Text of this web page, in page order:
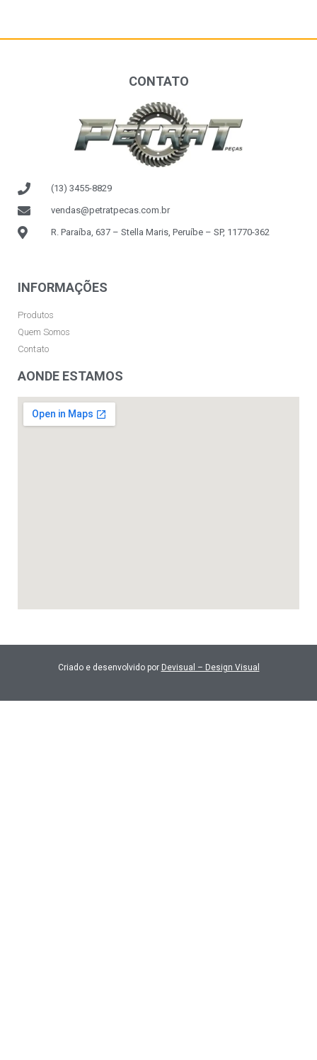
CONTATO
(13) 3455-8829
vendas@petratpecas.com.br
R. Paraíba, 637 – Stella Maris, Peruíbe – SP, 11770-362
INFORMAÇÕES
Produtos
Quem Somos
Contato
AONDE ESTAMOS
Criado e desenvolvido por Devisual – Design Visual